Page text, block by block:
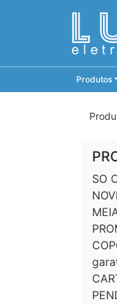
Produtos
SO